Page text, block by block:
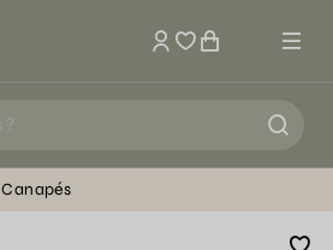
Mon compte
Canapés